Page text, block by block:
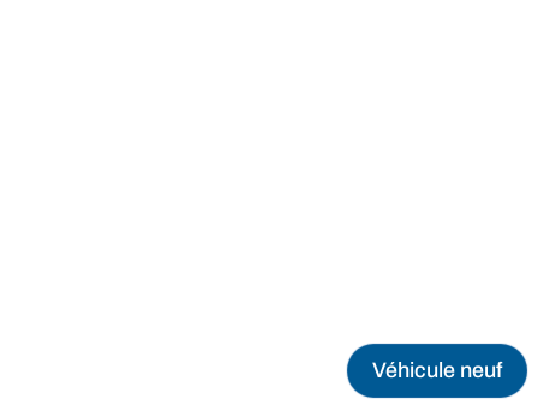
Véhicule neuf